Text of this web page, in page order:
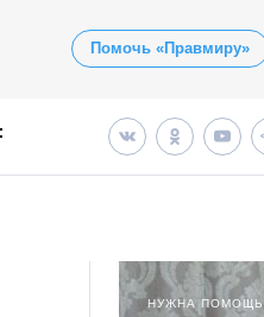
Помочь «Правмиру»
НУЖНА ПОМОЩЬ